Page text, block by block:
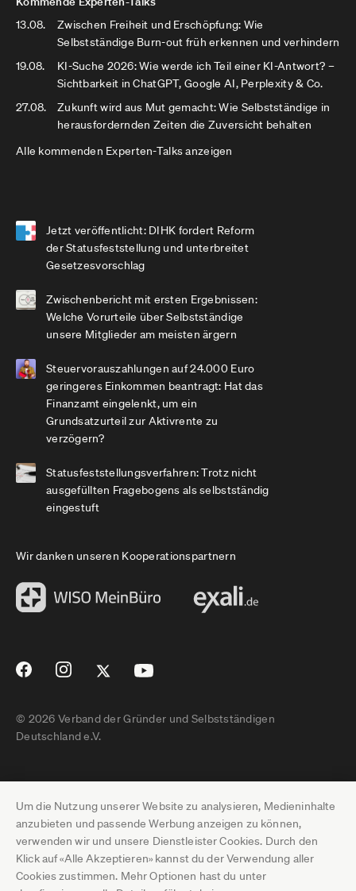
Um die Nutzung unserer Website zu analysieren, Medieninhalte
anzubieten und passende Werbung anzeigen zu können,
verwenden wir und unsere Dienstleister Cookies. Durch den
Klick auf «Alle Akzeptieren» kannst du der Verwendung aller
Cookies zustimmen. Mehr Optionen hast du unter
13.08.
Zwischen Freiheit und Erschöpfung: Wie
Selbstständige Burn-out früh erkennen und verhindern
19.08.
KI-Suche 2026: Wie werde ich Teil einer KI-Antwort? –
Sichtbarkeit in ChatGPT, Google AI, Perplexity & Co.
27.08.
Zukunft wird aus Mut gemacht: Wie Selbstständige in
herausfordernden Zeiten die Zuversicht behalten
Alle kommenden Experten-Talks anzeigen
Jetzt veröffentlicht: DIHK fordert Reform
der Statusfeststellung und unterbreitet
Gesetzesvorschlag
Zwischenbericht mit ersten Ergebnissen:
Welche Vorurteile über Selbstständige
unsere Mitglieder am meisten ärgern
Steuervorauszahlungen auf 24.000 Euro
geringeres Einkommen beantragt: Hat das
Finanzamt eingelenkt, um ein
Grundsatzurteil zur Aktivrente zu
verzögern?
Statusfeststellungsverfahren: Trotz nicht
ausgefüllten Fragebogens als selbstständig
eingestuft
Wir danken unseren Kooperationspartnern
© 2026 Verband der Gründer und Selbstständigen
Deutschland e.V.
Impressum
Datenschutz
Pressebereich